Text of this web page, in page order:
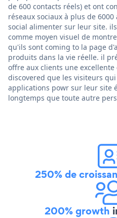
de 600 contacts réels) et ont
réseaux sociaux à plus de
social alimenter sur leur site.
comme moyen visuel de
qu'ils sont coming to la page
produits dans la vie réelle. il
offre aux clients une
discovered que les visiteurs
applications powr sur leur site
longtemps que toute autre
250% de
200% growth